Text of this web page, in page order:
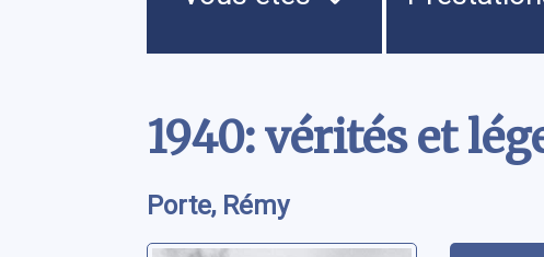
1940: vérités et
Porte, Rémy